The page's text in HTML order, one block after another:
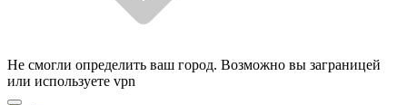
Не смогли определить ваш город. Возможно вы заграницей
или используете vpn